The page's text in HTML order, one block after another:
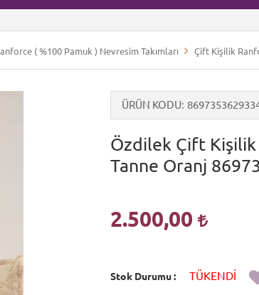
( %100 Pamuk ) Nevresim Takımları Çift Kişilik
ÜRÜN KODU
Özdilek Çift Kişilik
Tanne Oranj
2.500,00
Stok Durumu TÜKENDİ